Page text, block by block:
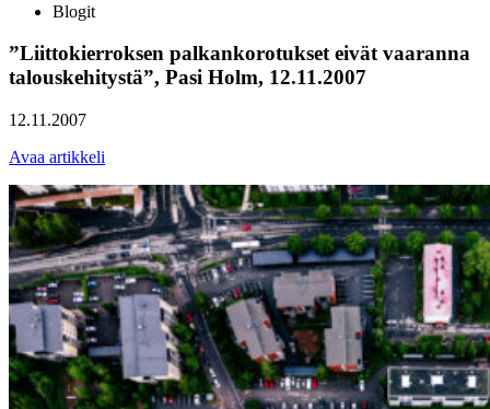
Blogit
”Liittokierroksen palkankorotukset eivät vaaranna
talouskehitystä”, Pasi Holm, 12.11.2007
12.11.2007
Avaa artikkeli